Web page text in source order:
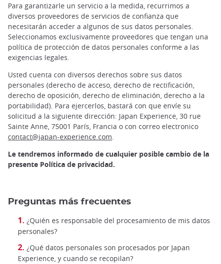
Para garantizarle un servicio a la medida, recurrimos a
diversos proveedores de servicios de confianza que
necesitarán acceder a algunos de sus datos personales.
Seleccionamos exclusivamente proveedores que tengan una
política de protección de datos personales conforme a las
exigencias legales.
Usted cuenta con diversos derechos sobre sus datos
personales (derecho de acceso, derecho de rectificación,
derecho de oposición, derecho de eliminación, derecho a la
portabilidad). Para ejercerlos, bastará con que envíe su
solicitud a la siguiente dirección: Japan Experience, 30 rue
Sainte Anne, 75001 París, Francia o con correo electronico
contact@japan-experience.com.
Le tendremos informado de cualquier posible cambio de la
presente Política de privacidad.
Preguntas más frecuentes
¿Quién es responsable del procesamiento de mis datos
personales?
¿Qué datos personales son procesados por Japan
Experience, y cuando se recopilan?